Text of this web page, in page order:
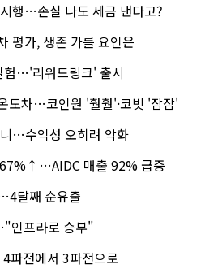
행…손실 나도 세금 낸다고?
평가, 생존 가를 요인은
험…'리워드링크' 출시
도차…코인원 '훨훨'·코빗 '잠잠'
…수익성 오히려 악화
매출 92% 급증
달째 순유출
인프라로 승부"
파전에서 3파전으로